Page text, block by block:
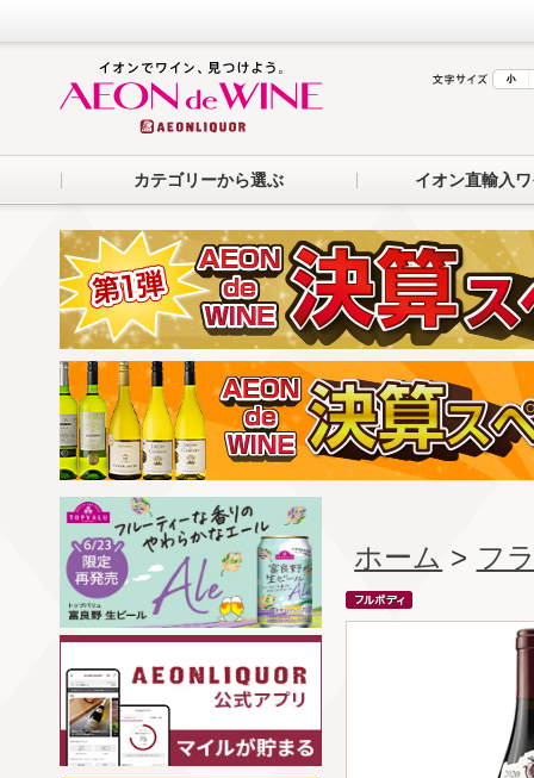
カテゴリーから選ぶ イオン直輸入
ホーム > フ